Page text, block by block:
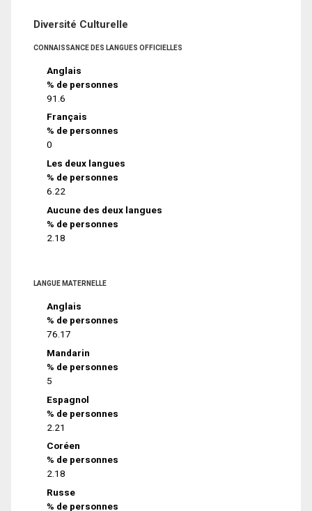
Diversité Culturelle
CONNAISSANCE DES LANGUES OFFICIELLES
Anglais
% de personnes
91.6
Français
% de personnes
0
Les deux langues
% de personnes
6.22
Aucune des deux langues
% de personnes
2.18
LANGUE MATERNELLE
Anglais
% de personnes
76.17
Mandarin
% de personnes
5
Espagnol
% de personnes
2.21
Coréen
% de personnes
2.18
Russe
% de personnes